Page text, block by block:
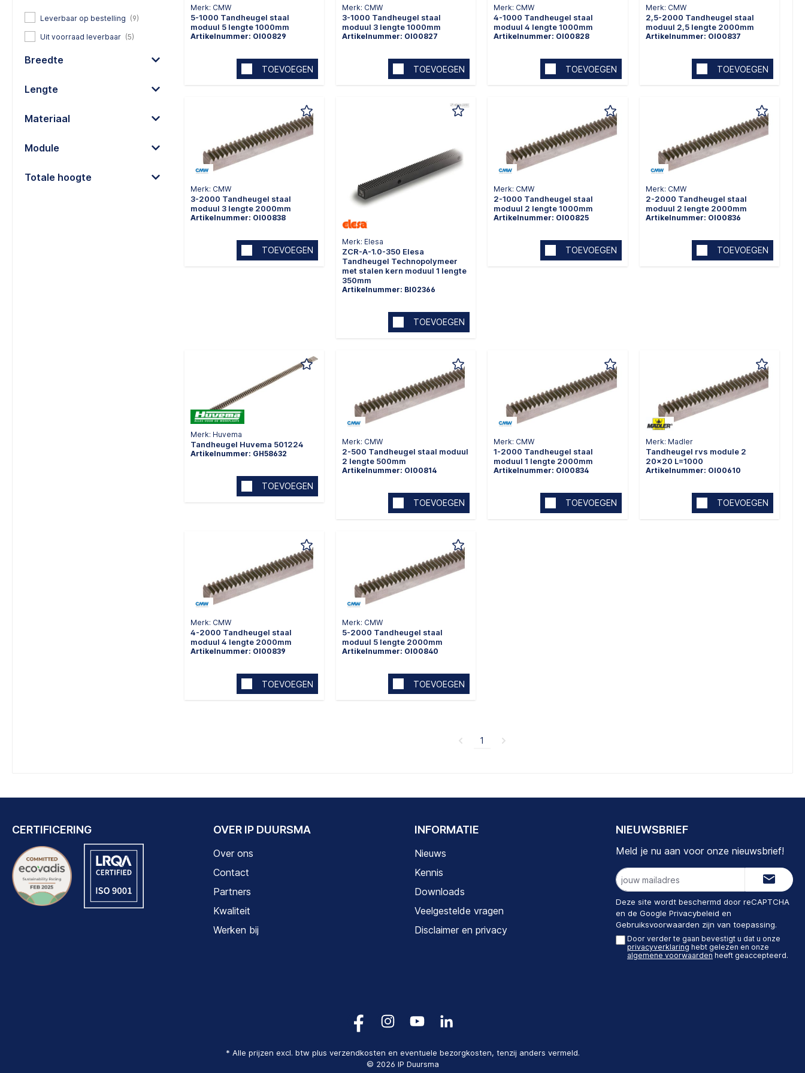
Leverbaar op bestelling (9)
Uit voorraad leverbaar (5)
Breedte
Lengte
Materiaal
Module
Totale hoogte
Merk: CMW
5-1000 Tandheugel staal
moduul 5 lengte 1000mm
Artikelnummer: OI00829
TOEVOEGEN
Merk: CMW
3-1000 Tandheugel staal
moduul 3 lengte 1000mm
Artikelnummer: OI00827
TOEVOEGEN
Merk: CMW
4-1000 Tandheugel staal
moduul 4 lengte 1000mm
Artikelnummer: OI00828
TOEVOEGEN
Merk: CMW
2,5-2000 Tandheugel staal
moduul 2,5 lengte 2000mm
Artikelnummer: OI00837
TOEVOEGEN
Merk: CMW
3-2000 Tandheugel staal
moduul 3 lengte 2000mm
Artikelnummer: OI00838
TOEVOEGEN
Merk: Elesa
ZCR-A-1.0-350 Elesa
Tandheugel Technopolymeer
met stalen kern moduul 1 lengte
350mm
Artikelnummer: BI02366
TOEVOEGEN
Merk: CMW
2-1000 Tandheugel staal
moduul 2 lengte 1000mm
Artikelnummer: OI00825
TOEVOEGEN
Merk: CMW
2-2000 Tandheugel staal
moduul 2 lengte 2000mm
Artikelnummer: OI00836
TOEVOEGEN
Merk: Huvema
Tandheugel Huvema 501224
Artikelnummer: GH58632
TOEVOEGEN
Merk: CMW
2-500 Tandheugel staal moduul
2 lengte 500mm
Artikelnummer: OI00814
TOEVOEGEN
Merk: CMW
1-2000 Tandheugel staal
moduul 1 lengte 2000mm
Artikelnummer: OI00834
TOEVOEGEN
Merk: Madler
Tandheugel rvs module 2
20x20 L=1000
Artikelnummer: OI00610
TOEVOEGEN
Merk: CMW
4-2000 Tandheugel staal
moduul 4 lengte 2000mm
Artikelnummer: OI00839
TOEVOEGEN
Merk: CMW
5-2000 Tandheugel staal
moduul 5 lengte 2000mm
Artikelnummer: OI00840
TOEVOEGEN
1
OVER IP DUURSMA
Over ons
Contact
Partners
Kwaliteit
Werken bij
INFORMATIE
Nieuws
Kennis
Downloads
Veelgestelde vragen
Disclaimer en privacy
CERTIFICERING NIEUWSBRIEF
Meld je nu aan voor onze nieuwsbrief!
E-
mailadres
Deze site wordt beschermd door reCAPTCHA
en de Google Privacybeleid en
Gebruiksvoorwaarden zijn van toepassing.
Door verder te gaan bevestigt u dat u onze
privacyverklaring hebt gelezen en onze
algemene voorwaarden heeft geaccepteerd.
* Alle prijzen excl. btw plus verzendkosten en eventuele bezorgkosten, tenzij anders vermeld.
© 2026 IP Duursma